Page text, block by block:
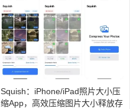
Squish：iPhone/iPad照片大小压
缩App，高效压缩图片大小释放存